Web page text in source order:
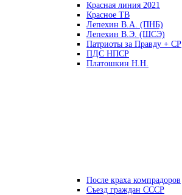
Красная линия 2021
Красное ТВ
Лепехин В.А. (ПНБ)
Лепехин В.Э. (ШСЭ)
Патриоты за Правду + СР
ПДС НПСР
Платошкин Н.Н.
После краха компрадоров
Съезд граждан СССР